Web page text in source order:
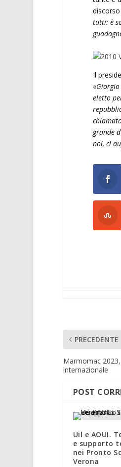
tutti: è
Il
«
eletto
grande
noi, ci
PRECEDENTE
Marmomac
internazionale
POST
Uil e AOUI.
e supporto
nei Pronto
Verona